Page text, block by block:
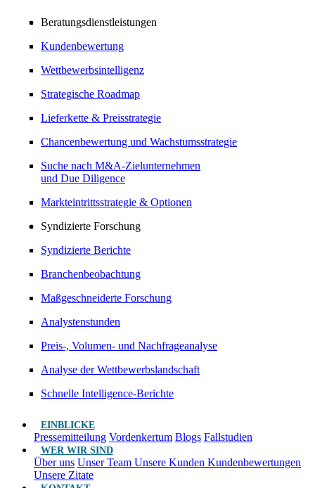
Beratungsdienstleistungen
Kundenbewertung
Wettbewerbsintelligenz
Strategische Roadmap
Lieferkette & Preisstrategie
Chancenbewertung und Wachstumsstrategie
Suche nach M&A-Zielunternehmen
und Due Diligence
Markteintrittsstrategie & Optionen
Syndizierte Forschung
Syndizierte Berichte
Branchenbeobachtung
Maßgeschneiderte Forschung
Analystenstunden
Preis-, Volumen- und Nachfrageanalyse
Analyse der Wettbewerbslandschaft
Schnelle Intelligence-Berichte
EINBLICKE
Pressemitteilung Vordenkertum Blogs Fallstudien
WER WIR SIND
Über uns Unser Team Unsere Kunden Kundenbewertungen
Unsere Zitate